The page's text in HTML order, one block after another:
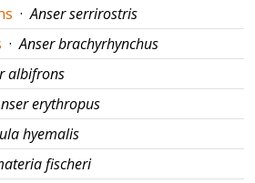
·Anser serrirostris
·Anser brachyrhynchus
albifrons
erythropus
hyemalis
fischeri